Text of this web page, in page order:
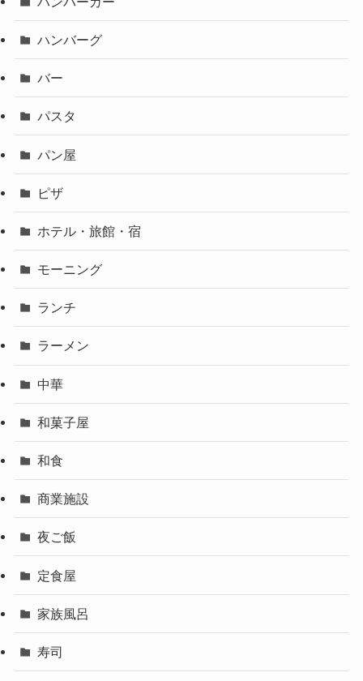
ハンバーグ
バー
パスタ
パン屋
ピザ
ホテル・旅館・宿
モーニング
ランチ
ラーメン
中華
和菓子屋
和食
商業施設
夜ご飯
定食屋
家族風呂
寿司